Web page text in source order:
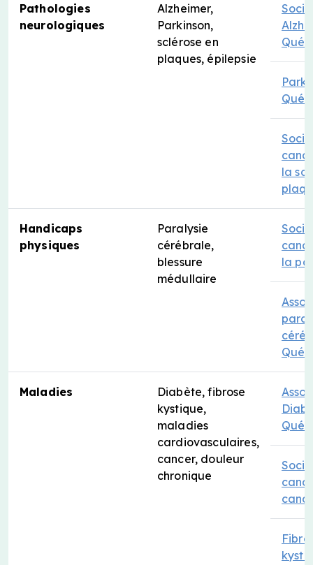
Pathologies
neurologiques
Alzheimer,
Parkinson,
sclérose en
plaques, épilepsie
la
Handicaps
physiques
Paralysie
cérébrale,
blessure
médullaire
la
Maladies
Diabète, fibrose
kystique,
maladies
cardiovasculaires,
cancer, douleur
chronique